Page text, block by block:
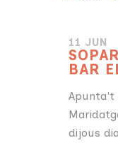
11 JUN
BAR
Apunta't
dijous